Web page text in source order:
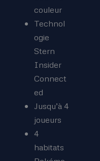
couleur
Technol
ogie
Stern
Insider
Connect
ed
Jusqu’à 4
joueurs
4
habitats